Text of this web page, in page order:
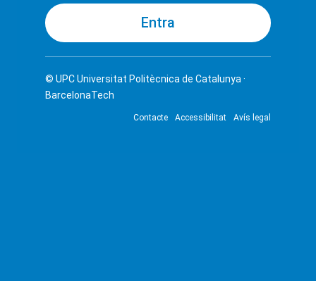
© UPCUniversitat Politècnica de Catalunya ·
BarcelonaTech
Contacte Accessibilitat Avís legal